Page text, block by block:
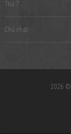
Thứ 7
Chủ nhật
2026 ©